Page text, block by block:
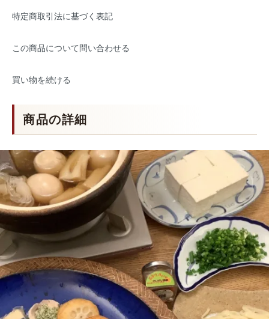
特定商取引法に基づく表記
この商品について問い合わせる
買い物を続ける
商品の詳細